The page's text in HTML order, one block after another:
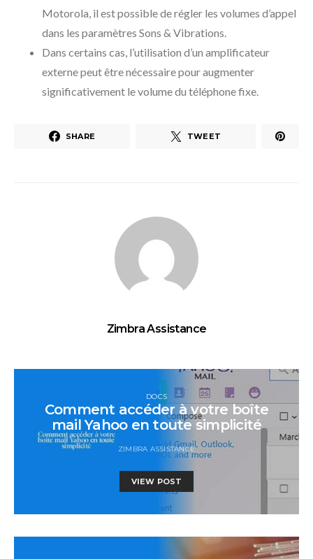
Motorola, il est possible de régler les volumes d’appel
dans les paramètres Sons & Vibrations.
Dans certains cas, l’utilisation d’un amplificateur
externe peut être nécessaire pour augmenter
significativement le volume du téléphone fixe.
SHARE TWEET
Zimbra Assistance
DOCS
Comment accéder à votre boîte
mail Yahoo en toute simplicité
ZIMBRA ASSISTANCE
VIEW POST